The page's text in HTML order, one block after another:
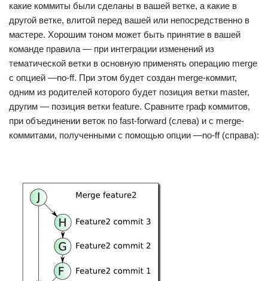
какие коммиты были сделаны в вашей ветке, а какие в
другой ветке, влитой перед вашей или непосредственно в
мастере. Хорошим тоном может быть принятие в вашей
команде правила — при интеграции изменений из
тематической ветки в основную применять операцию merge
с опцией —no-ff. При этом будет создан merge-коммит,
одним из родителей которого будет позиция ветки master,
другим — позиция ветки feature. Сравните граф коммитов,
при объединении веток по fast-forward (слева) и c merge-
коммитами, полученными с помощью опции —no-ff (справа):